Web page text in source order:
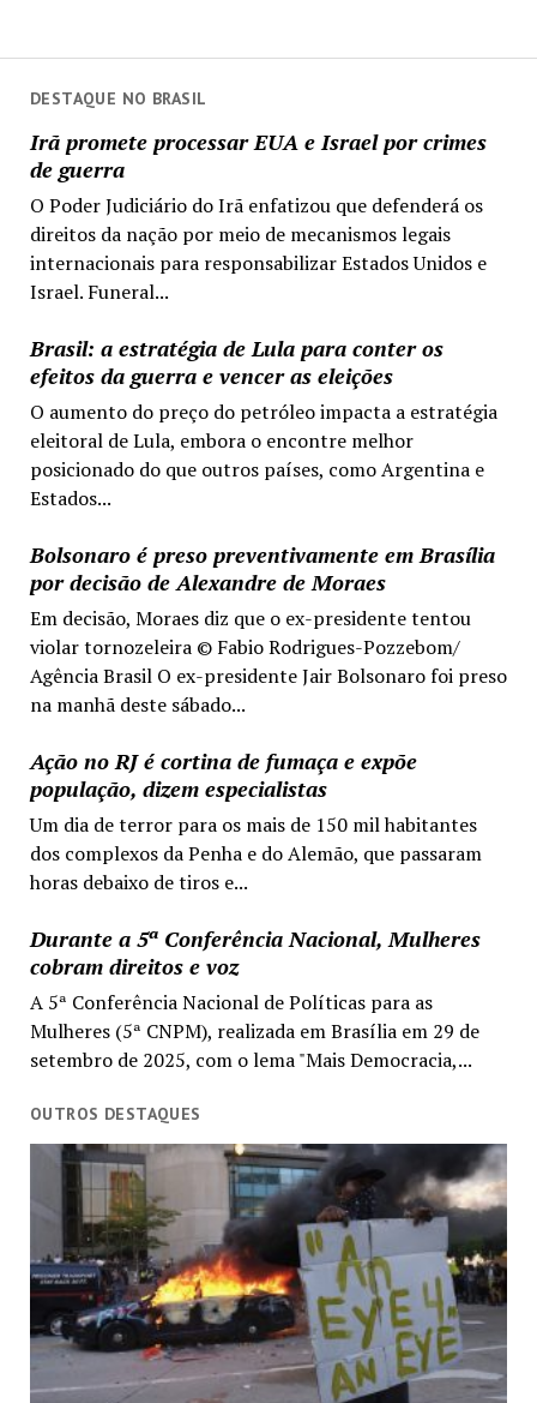
DESTAQUE NO BRASIL
Irã promete processar EUA e Israel por crimes
de guerra
O Poder Judiciário do Irã enfatizou que defenderá os
direitos da nação por meio de mecanismos legais
internacionais para responsabilizar Estados Unidos e
Israel. Funeral...
Brasil: a estratégia de Lula para conter os
efeitos da guerra e vencer as eleições
O aumento do preço do petróleo impacta a estratégia
eleitoral de Lula, embora o encontre melhor
posicionado do que outros países, como Argentina e
Estados...
Bolsonaro é preso preventivamente em Brasília
por decisão de Alexandre de Moraes
Em decisão, Moraes diz que o ex-presidente tentou
violar tornozeleira © Fabio Rodrigues-Pozzebom/
Agência Brasil O ex-presidente Jair Bolsonaro foi preso
na manhã deste sábado...
Ação no RJ é cortina de fumaça e expõe
população, dizem especialistas
Um dia de terror para os mais de 150 mil habitantes
dos complexos da Penha e do Alemão, que passaram
horas debaixo de tiros e...
Durante a 5ª Conferência Nacional, Mulheres
cobram direitos e voz
A 5ª Conferência Nacional de Políticas para as
Mulheres (5ª CNPM), realizada em Brasília em 29 de
setembro de 2025, com o lema "Mais Democracia,...
OUTROS DESTAQUES